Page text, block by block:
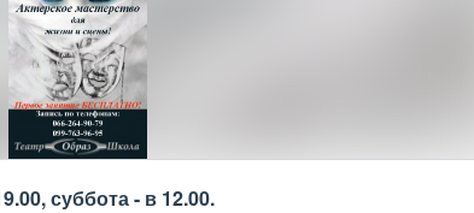
суббота - в 12.00.